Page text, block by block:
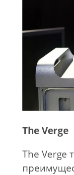
The Verge
The Verge